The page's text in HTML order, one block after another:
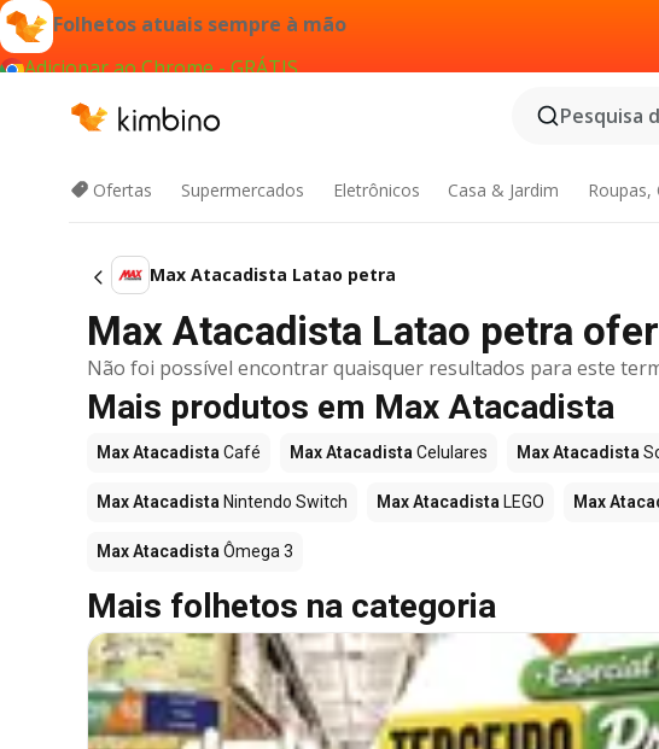
Folhetos atuais sempre à mão
Adicionar ao Chrome - GRÁTIS
Pesquisa
Ofertas Supermercados Eletrônicos Casa & Jardim Roupas,
Max Atacadista Latao petra
Max Atacadista Latao petra
Não foi possível encontrar quaisquer resultados para este
Mais produtos em Max Atacadista
Max Atacadista Café Max Atacadista Celulares Max Atacadista
Max Atacadista Nintendo Switch Max Atacadista LEGO Max
Max Atacadista Ômega 3
Mais folhetos na categoria